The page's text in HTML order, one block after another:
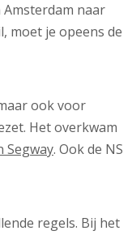
naar
moet je opeens de
ook voor
Het overkwam
Segway. Ook de NS
regels. Bij het